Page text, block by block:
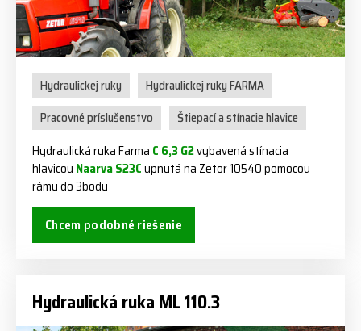
Hydraulickej ruky
Hydraulickej ruky FARMA
Pracovné príslušenstvo
Štiepací a stínacie hlavice
Hydraulická ruka Farma C 6,3 G2vybavená stínacia
hlavicou Naarva S23Cupnutá na Zetor 10540 pomocou
rámu do 3bodu
Chcem podobné riešenie
Hydraulická ruka ML 110.3